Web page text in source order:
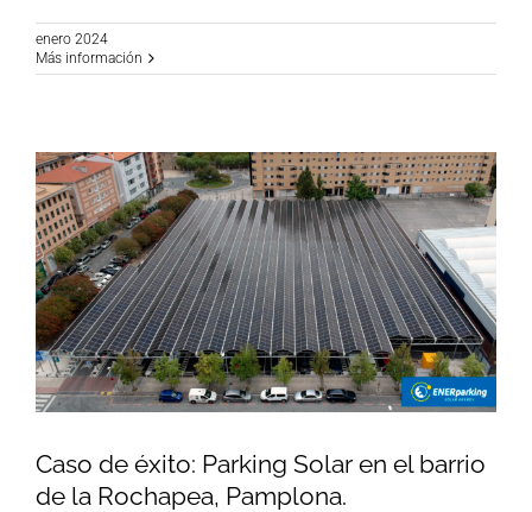
Nuevo Proyecto: Cubierta Solar para 10 pistas
enero 2024
Más información
Caso de éxito: Parking Solar en el barrio
de la Rochapea, Pamplona.